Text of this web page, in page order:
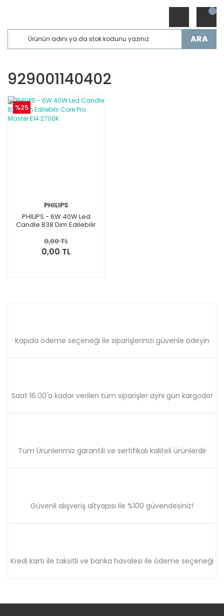
ARA
929001140402
%25
PHILIPS
PHILIPS - 6W 40W Led
Candle B38 Dim Edilebilir
0,00 TL
0,00 TL
Kapıda ödeme seçeneği ile siparişlerinizi güvenle ödeyin
Saat 16.00'a kadar verilen tüm siparişler aynı gün kargoda!
Tüm Ürünlerimiz garantili ve sertifikalı kaliteli ürünlerdir
Güvenli alışveriş altyapısı ile %100 güvendesiniz!
Kredi kartı ile taksitli ve banka havalesi ile ödeme seçeneği